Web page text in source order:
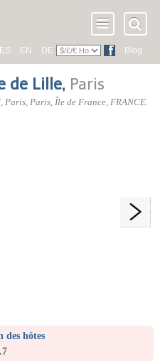
ES EN DE Blog
de Lille, Paris
, Paris,Paris,Île de France,FRANCE.
des hôtes